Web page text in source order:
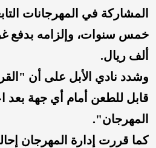
المشاركة في المهرجانات
ألف ريال.
وشدد نادي الأبل على أن
قابل للطعن أمام أي جهة بعد
المهرجان".
كما قررت إدارة المهرجان